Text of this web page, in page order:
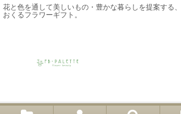
花と色を通して美しいもの・豊かな暮らしを提案する
おくるフラワーギフト。